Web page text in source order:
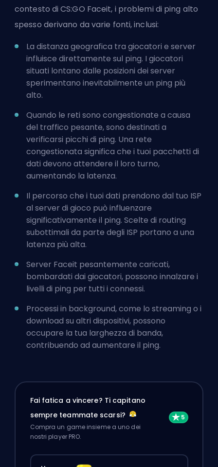
contesto di CS:GO Faceit, i problemi di ping alto
spesso derivano da varie fonti, inclusi:
La distanza geografica tra giocatori e server
influisce direttamente sul ping. I giocatori
situati lontano dalle posizioni dei server
sperimentano inevitabilmente un ping più
alto.
Quando le reti sono congestionate a causa
del traffico pesante, sono destinati a
verificarsi picchi di ping. Una rete
congestionata significa che i tuoi pacchetti di
dati devono attendere il loro turno,
aumentando la latenza.
Il percorso che i tuoi dati prendono dal tuo ISP
al server di gioco può influenzare
significativamente il ping. Scelte di routing
subottimali da parte degli ISP portano a una
latenza più alta.
Server Faceit pesantemente caricati,
bombardati dai giocatori, possono innalzare i
livelli di ping per tutti i connessi.
Processi in background, come lo streaming o i
download su altri dispositivi, possono
occupare la tua larghezza di banda,
contribuendo ad aumentare il ping.
Fai fatica a vincere? Ti capitano
sempre teammate scarsi?
Compra un game insieme a uno dei
nostri player PRO.